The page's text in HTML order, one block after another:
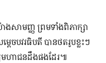
សាមញ្ញ ព្រម​ទាំង​ពិភាក្សា​
េចបវរធិបតី បាន​ថត​រូប​ខ្លះ​ៗ
មហាជន​ដឹង​​ផង​ដែរ៕